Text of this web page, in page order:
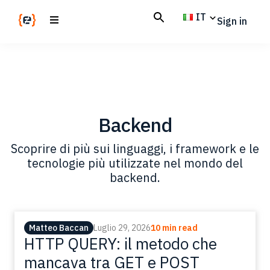
IT Sign in
Backend
Scoprire di più sui linguaggi, i framework e le
tecnologie più utilizzate nel mondo del
backend.
Matteo Baccan Luglio 29, 202610 min read
HTTP QUERY: il metodo che
mancava tra GET e POST